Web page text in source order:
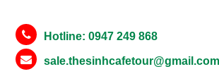
Hotline: 0947 249 868
sale.thesinhcafetour@gmail.com